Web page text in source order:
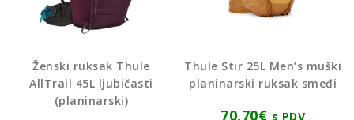
Ženski ruksak Thule
AllTrail 45L ljubičasti
(planinarski)
Thule Stir 25L Men’s muški
planinarski ruksak smeđi
70,70€ s PDV